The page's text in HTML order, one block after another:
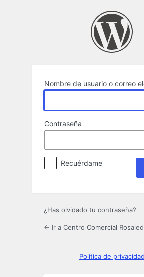
Nombre de usuario o correo
Contraseña
Recuérdame
¿Has olvidado tu contraseña?
← Ir a Centro Comercial
Política de privacidad